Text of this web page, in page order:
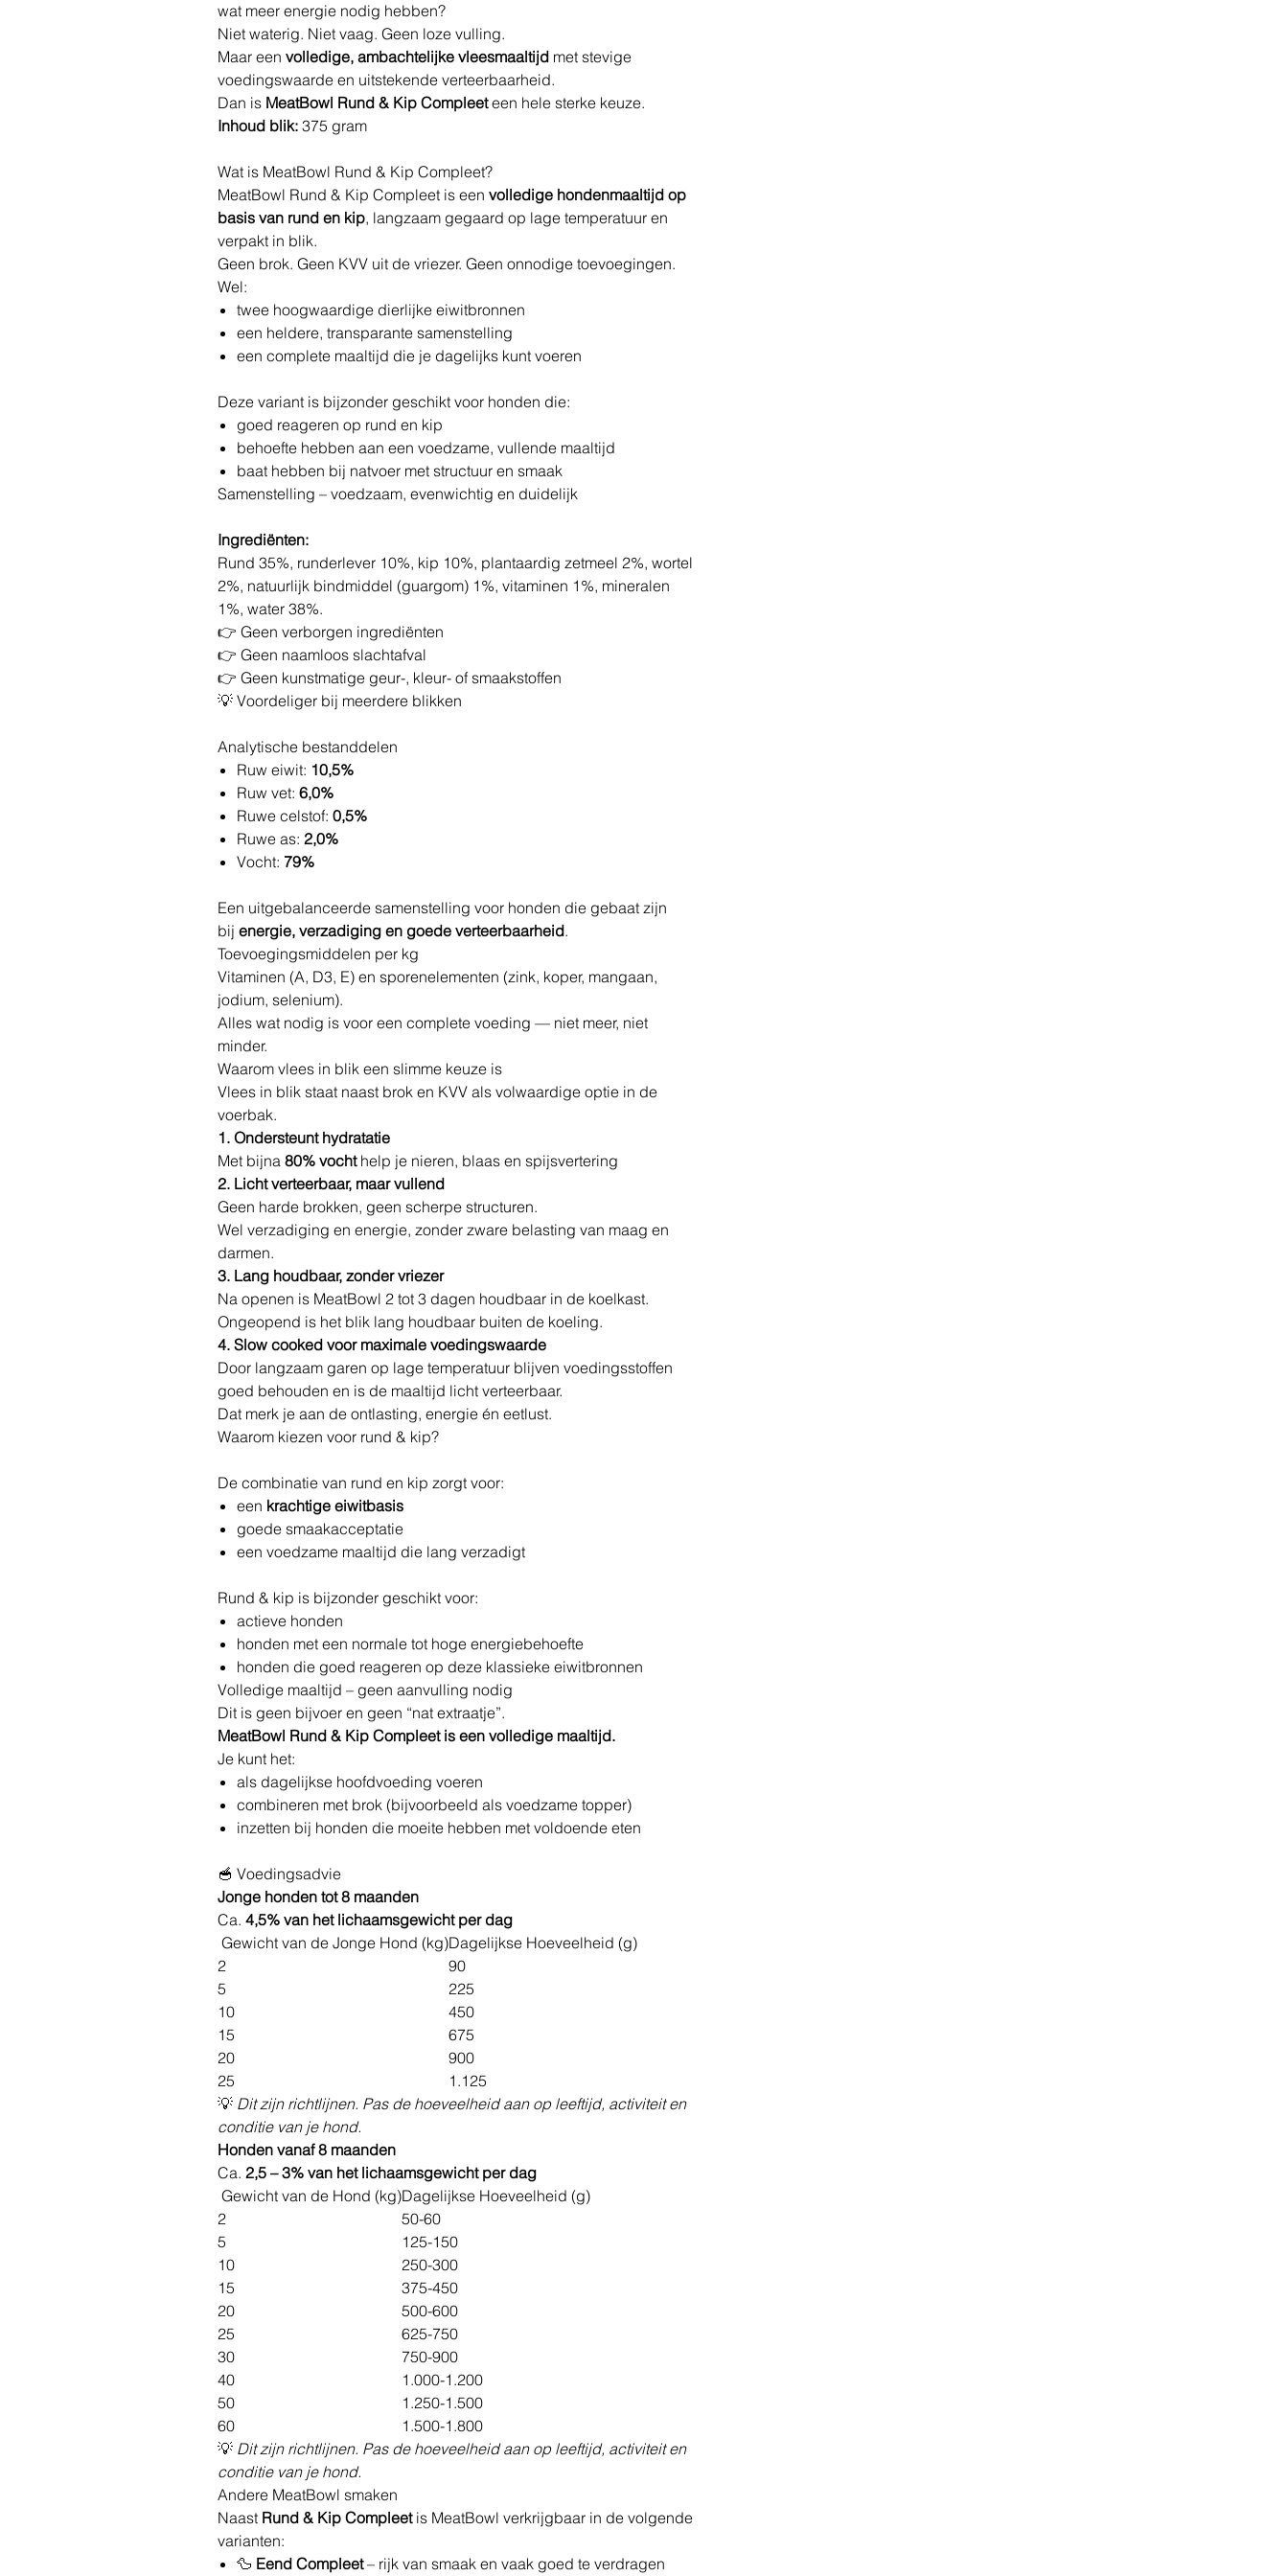
wat meer energie nodig hebben?
Niet waterig. Niet vaag. Geen loze vulling.
Maar een volledige, ambachtelijke vleesmaaltijd met stevige
voedingswaarde en uitstekende verteerbaarheid.
Dan is MeatBowl Rund & Kip Compleeteen hele sterke keuze.
Inhoud blik: 375 gram
Wat is MeatBowl Rund & Kip Compleet?
MeatBowl Rund & Kip Compleet is een volledige hondenmaaltijd op
basis van rund en kip, langzaam gegaard op lage temperatuur en
verpakt in blik.
Geen brok. Geen KVV uit de vriezer. Geen onnodige toevoegingen.
Wel:
twee hoogwaardige dierlijke eiwitbronnen
een heldere, transparante samenstelling
een complete maaltijd die je dagelijks kunt voeren
Deze variant is bijzonder geschikt voor honden die:
goed reageren op rund en kip
behoefte hebben aan een voedzame, vullende maaltijd
baat hebben bij natvoer met structuur en smaak
Samenstelling – voedzaam, evenwichtig en duidelijk
Ingrediënten:
Rund 35%, runderlever 10%, kip 10%, plantaardig zetmeel 2%, wortel
2%, natuurlijk bindmiddel (guargom) 1%, vitaminen 1%, mineralen
1%, water 38%.
👉 Geen verborgen ingrediënten
👉 Geen naamloos slachtafval
👉 Geen kunstmatige geur-, kleur- of smaakstoffen
💡 Voordeliger bij meerdere blikken
Analytische bestanddelen
Ruw eiwit: 10,5%
Ruw vet: 6,0%
Ruwe celstof: 0,5%
Ruwe as: 2,0%
Vocht: 79%
Een uitgebalanceerde samenstelling voor honden die gebaat zijn
bij energie, verzadiging en goede verteerbaarheid.
Toevoegingsmiddelen per kg
Vitaminen (A, D3, E) en sporenelementen (zink, koper, mangaan,
jodium, selenium).
Alles wat nodig is voor een complete voeding — niet meer, niet
minder.
Waarom vlees in blik een slimme keuze is
Vlees in blik staat naast brok en KVV als volwaardige optie in de
voerbak.
1. Ondersteunt hydratatie
Met bijna 80% vochthelp je nieren, blaas en spijsvertering
2. Licht verteerbaar, maar vullend
Geen harde brokken, geen scherpe structuren.
Wel verzadiging en energie, zonder zware belasting van maag en
darmen.
3. Lang houdbaar, zonder vriezer
Na openen is MeatBowl 2 tot 3 dagen houdbaar in de koelkast.
Ongeopend is het blik lang houdbaar buiten de koeling.
4. Slow cooked voor maximale voedingswaarde
Door langzaam garen op lage temperatuur blijven voedingsstoffen
goed behouden en is de maaltijd licht verteerbaar.
Dat merk je aan de ontlasting, energie én eetlust.
Waarom kiezen voor rund & kip?
De combinatie van rund en kip zorgt voor:
een krachtige eiwitbasis
goede smaakacceptatie
een voedzame maaltijd die lang verzadigt
Rund & kip is bijzonder geschikt voor:
actieve honden
honden met een normale tot hoge energiebehoefte
honden die goed reageren op deze klassieke eiwitbronnen
Volledige maaltijd – geen aanvulling nodig
Dit is geen bijvoer en geen “nat extraatje”.
MeatBowl Rund & Kip Compleet is een volledige maaltijd.
Je kunt het:
als dagelijkse hoofdvoeding voeren
combineren met brok (bijvoorbeeld als voedzame topper)
inzetten bij honden die moeite hebben met voldoende eten
🥣 Voedingsadvie
Jonge honden tot 8 maanden
Ca. 4,5% van het lichaamsgewicht per dag
Gewicht van de Jonge Hond (kg)Dagelijkse Hoeveelheid (g)
2
90
5
225
10
450
15
675
20
900
25
1.125
💡 Dit zijn richtlijnen. Pas de hoeveelheid aan op leeftijd, activiteit en
conditie van je hond.
Honden vanaf 8 maanden
Ca. 2,5 – 3% van het lichaamsgewicht per dag
Gewicht van de Hond (kg)Dagelijkse Hoeveelheid (g)
2
50-60
5
125-150
10
250-300
15
375-450
20
500-600
25
625-750
30
750-900
40
1.000-1.200
50
1.250-1.500
60
1.500-1.800
💡 Dit zijn richtlijnen. Pas de hoeveelheid aan op leeftijd, activiteit en
conditie van je hond.
Andere MeatBowl smaken
Naast Rund & Kip Compleetis MeatBowl verkrijgbaar in de volgende
varianten:
🦆 Eend Compleet– rijk van smaak en vaak goed te verdragen